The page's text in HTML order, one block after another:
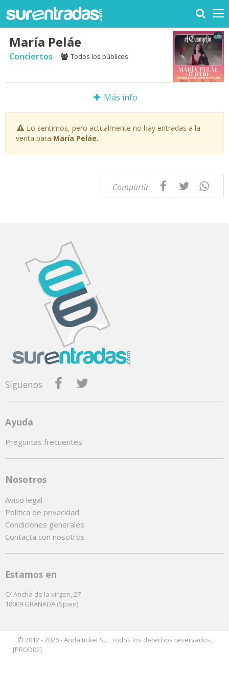
María Peláe
Conciertos Todos los públicos
Más info
Lo sentimos, pero actualmente no hay entradas a la
venta para María Peláe.
Compartir
Síguenos
Ayuda
Preguntas frecuentes
Nosotros
Aviso legal
Política de privacidad
Condiciones generales
Contacta con nosotros
Estamos en
C/ Ancha de la virgen, 27
18009 GRANADA (Spain)
© 2012 - 2026 - Andalticket S.L. Todos los derechos reservados.
[PROD02]